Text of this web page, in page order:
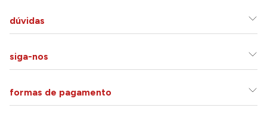
dúvidas
siga-nos
formas de pagamento